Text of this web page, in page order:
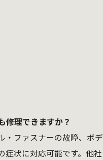
修理できますか？
・ファスナーの故障、ボデ
症状に対応可能です。他社